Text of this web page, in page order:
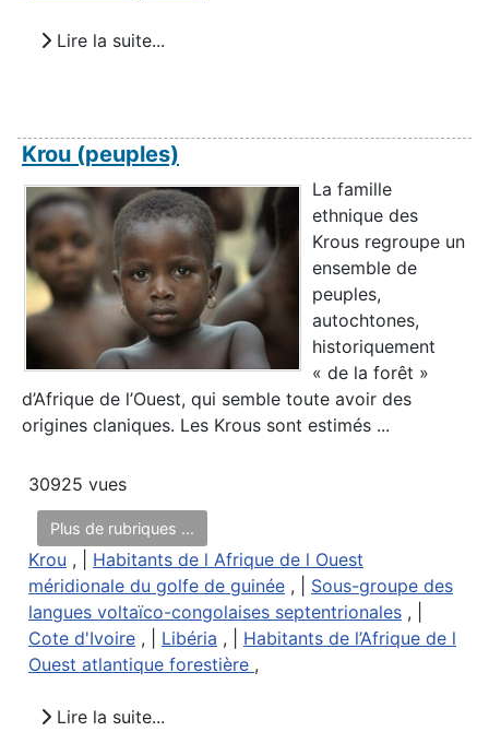
Lire la suite...
Krou (peuples)
La famille
ethnique des
Krous regroupe un
ensemble de
peuples,
autochtones,
historiquement
« de la forêt »
d’Afrique de l’Ouest, qui semble toute avoir des
origines claniques. Les Krous sont estimés ...
30925 vues
Plus de rubriques ...
Krou , | Habitants de l Afrique de l Ouest
méridionale du golfe de guinée , | Sous-groupe des
langues voltaïco-congolaises septentrionales , |
Cote d'Ivoire , | Libéria , | Habitants de l’Afrique de l
Ouest atlantique forestière ,
Lire la suite...